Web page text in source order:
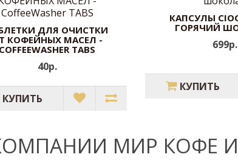
ДЛЯ ОЧИСТКИ
КОФЕЙНЫХ МАСЕЛ -
COFFEEWASHER TABS
40р.
КУПИТЬ
КАПСУЛЫ
ГОРЯЧИЙ
699р.
КУПИТЬ
МИР КОФЕ